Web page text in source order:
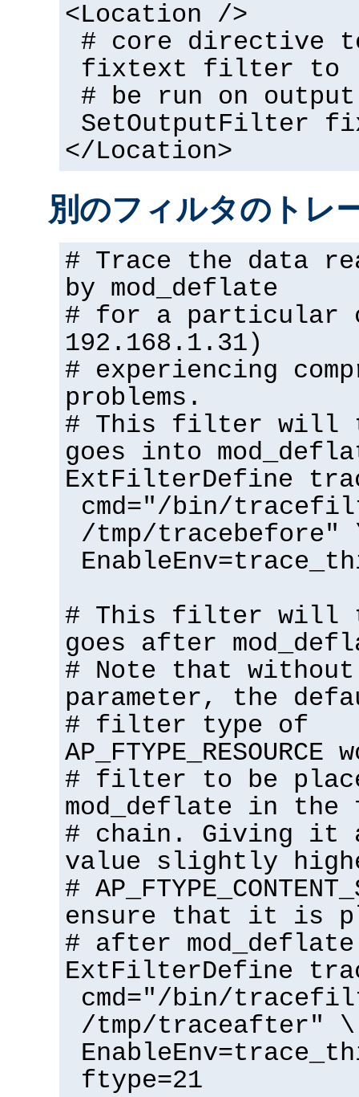
<Location />
# core directive
fixtext filter to
# be run on output
SetOutputFilter
</Location>
別のフィルタのトレ
# Trace the data
by mod_deflate
# for a particular
192.168.1.31)
# experiencing
problems.
# This filter will
goes into
ExtFilterDefine
cmd="/bin/
/tmp/tracebefore"
# This filter will
goes after
# Note that
parameter, the
# filter type of
# filter to be
mod_deflate in
# chain. Giving it
value slightly
#
ensure that it is
# after
ExtFilterDefine
cmd="/bin/
/tmp/traceafter" \
ftype=21